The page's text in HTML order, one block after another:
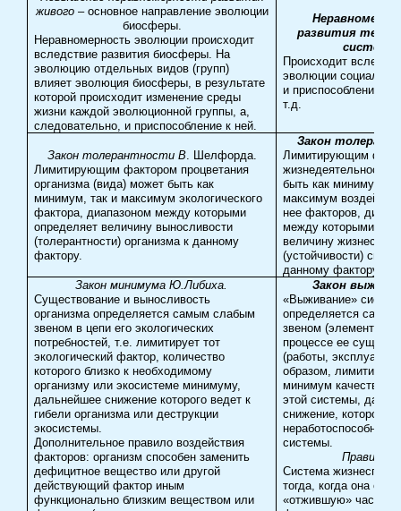
живого – основное направление эволюции
биосферы.
Неравномерность эволюции происходит
вследствие развития биосферы. На
эволюцию отдельных видов (групп)
влияет эволюция биосферы, в результате
которой происходит изменение среды
жизни каждой эволюционной группы, а,
следовательно, и приспособление к ней.
развития
систем.
Происходит
эволюции
и приспособления к
т.д.
Закон толерантности В. Шелфорда.
Лимитирующим фактором процветания
организма (вида) может быть как
минимум, так и максимум экологического
фактора, диапазоном между которыми
определяет величину выносливости
(толерантности) организма к данному
фактору.
Закон
Лимитирующим
жизнедеятельности
быть как минимум,
максимум
нее факторов,
между которыми
величину
(устойчивости)
данному фактору.
Закон минимума Ю.Либиха.
Существование и выносливость
организма определяется самым слабым
звеном в цепи его экологических
потребностей, т.е. лимитирует тот
экологический фактор, количество
которого близко к необходимому
организму или экосистеме минимуму,
дальнейшее снижение которого ведет к
гибели организма или деструкции
экосистемы.
Дополнительное правило воздействия
факторов: организм способен заменить
дефицитное вещество или другой
действующий фактор иным
функционально близким веществом или
Закон
«Выживание»
определяется
звеном (элементом)
процессе ее
(работы,
образом,
минимум качества
этой системы,
снижение, которого
системы.
Правила:
Система
тогда, когда она
«отжившую» часть